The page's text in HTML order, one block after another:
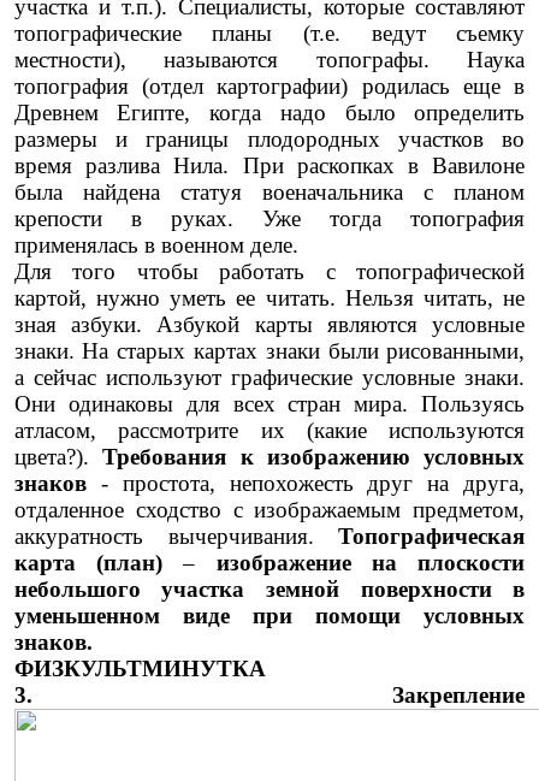
участка и т.п.). Специалисты, которые составляют
топографические планы (т.е. ведут съемку
местности), называются топографы. Наука
топография (отдел картографии) родилась еще в
Древнем Египте, когда надо было определить
размеры и границы плодородных участков во
время разлива Нила. При раскопках в Вавилоне
была найдена статуя военачальника с планом
крепости в руках. Уже тогда топография
применялась в военном деле.
Для того чтобы работать с топографической
картой, нужно уметь ее читать. Нельзя читать, не
зная азбуки. Азбукой карты являются условные
знаки. На старых картах знаки были рисованными,
а сейчас используют графические условные знаки.
Они одинаковы для всех стран мира. Пользуясь
атласом, рассмотрите их (какие используются
цвета?).Требования к изображению условных
знаков- простота, непохожесть друг на друга,
отдаленное сходство с изображаемым предметом,
аккуратность вычерчивания.Топографическая
карта (план) – изображение на плоскости
небольшого участка земной поверхности в
уменьшенном виде при помощи условных
знаков.
ФИЗКУЛЬТМИНУТКА
3. Закрепление